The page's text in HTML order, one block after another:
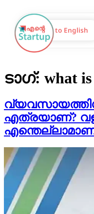
Switch to English
ടാഗ്: what
എത്രയാണ്?